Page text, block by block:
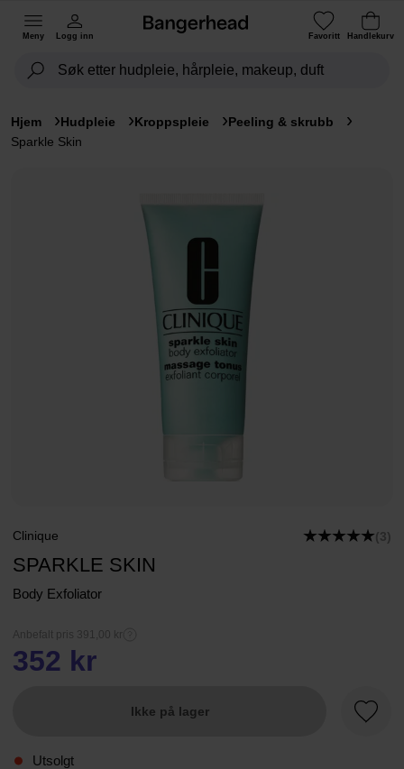
Meny Logg inn Favoritt Handlekurv
Hjem Hudpleie Kroppspleie
Peeling & skrubb
Sparkle Skin
Clinique (3)
SPARKLE SKIN
Body Exfoliator
Anbefalt pris 391,00 kr
352 kr
Ikke på lager
Utsolgt